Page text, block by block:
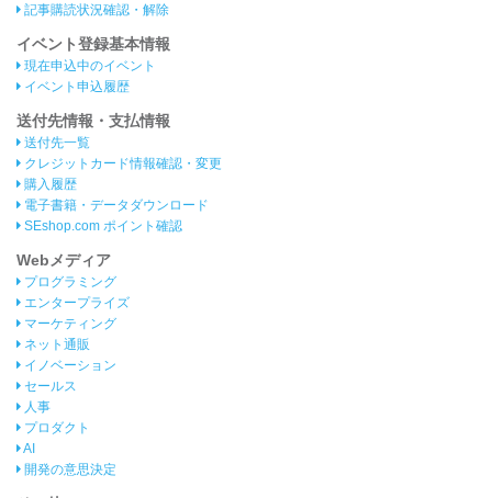
記事購読状況確認・解除
イベント登録基本情報
現在申込中のイベント
イベント申込履歴
送付先情報・支払情報
送付先一覧
クレジットカード情報確認・変更
購入履歴
電子書籍・データダウンロード
SEshop.com ポイント確認
Webメディア
プログラミング
エンタープライズ
マーケティング
ネット通販
イノベーション
セールス
人事
プロダクト
AI
開発の意思決定